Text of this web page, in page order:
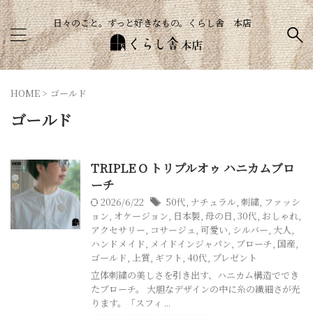
日々のこと。ずっと好きなもの。くらし舎 本店
HOME > ゴールド
ゴールド
TRIPLE O トリプルオゥ ハニカムブロ
ーチ
2026/6/22 50代, ナチュラル, 刺繍, ファッシ
ョン, オケージョン, 日本製, 母の日, 30代, おしゃれ,
アクセサリー, コサージュ, 可愛い, シルバー, 大人,
ハンドメイド, メイドインジャパン, ブローチ, 国産,
ゴールド, 上質, ギフト, 40代, プレゼント
立体刺繍の美しさを引き出す、ハニカム構造ででき
たブローチ。 大胆なデザインの中に糸の繊細さが光
ります。「スフィ ...